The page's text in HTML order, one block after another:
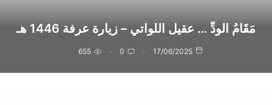
مَقَامُ الودِّ … عقيل اللواتي – زيارة عرفة 1446 هـ
17/06/2025
0
655